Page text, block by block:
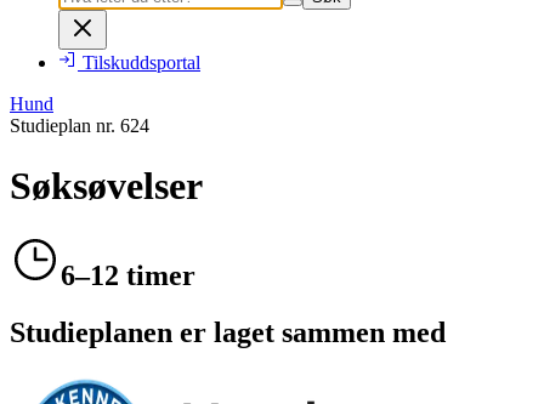
Tilskuddsportal
Hund
Studieplan nr. 624
Søksøvelser
6–12 timer
Studieplanen er laget sammen med